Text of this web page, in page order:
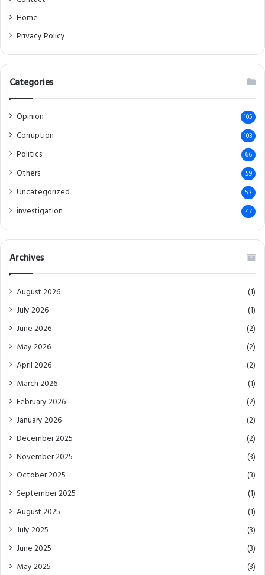
Home
Privacy Policy
Categories
Opinion 105
Corruption 103
Politics 66
Others 59
Uncategorized 53
investigation 47
Archives
August 2026
(1)
July 2026
(1)
June 2026
(2)
May 2026
(2)
April 2026
(2)
March 2026
(1)
February 2026
(2)
January 2026
(2)
December 2025
(2)
November 2025
(3)
October 2025
(3)
September 2025
(1)
August 2025
(1)
July 2025
(3)
June 2025
(3)
May 2025
(3)